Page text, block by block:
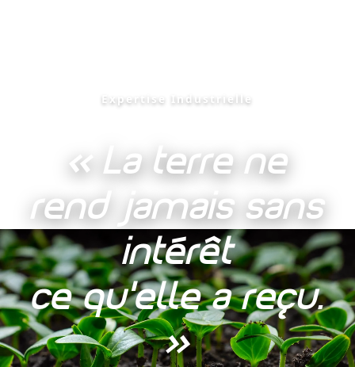
Expertise Industrielle
« La terre ne
rend jamais sans
intérêt
ce qu'elle a reçu.
»